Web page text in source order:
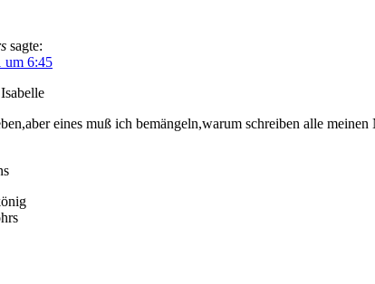
sagte:
um 6:45
eines muß ich bemängeln,warum schreiben alle